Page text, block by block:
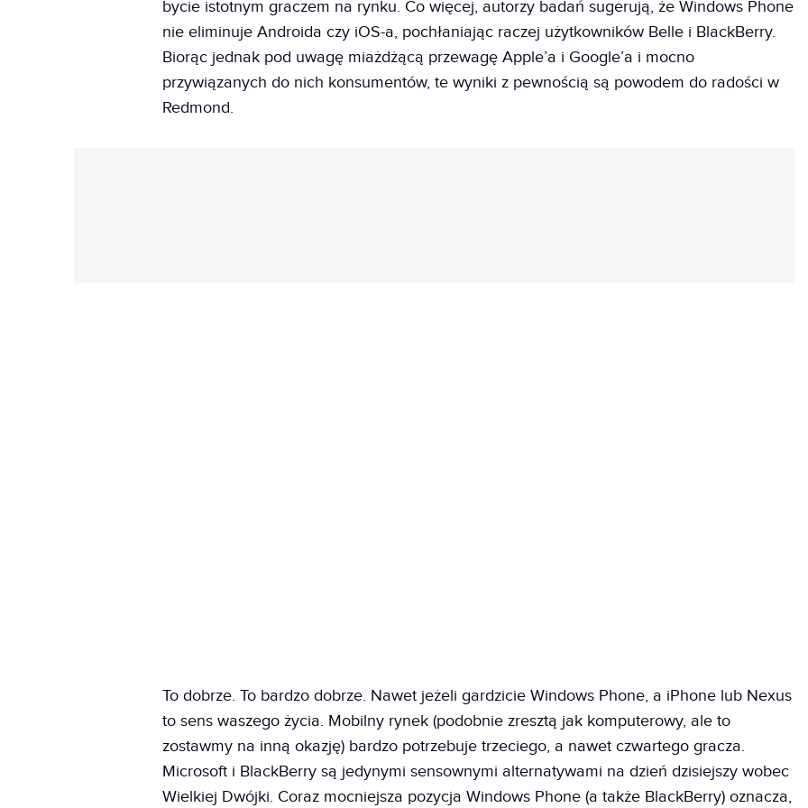
bycie istotnym graczem na rynku. Co więcej, autorzy badań sugerują, że Windows Phone
nie eliminuje Androida czy iOS-a, pochłaniając raczej użytkowników Belle i BlackBerry.
Biorąc jednak pod uwagę miażdżącą przewagę Apple’a i Google’a i mocno
przywiązanych do nich konsumentów, te wyniki z pewnością są powodem do radości w
Redmond.
To dobrze. To bardzo dobrze. Nawet jeżeli gardzicie Windows Phone, a iPhone lub Nexus
to sens waszego życia. Mobilny rynek (podobnie zresztą jak komputerowy, ale to
zostawmy na inną okazję) bardzo potrzebuje trzeciego, a nawet czwartego gracza.
Microsoft i BlackBerry są jedynymi sensownymi alternatywami na dzień dzisiejszy wobec
Wielkiej Dwójki. Coraz mocniejsza pozycja Windows Phone (a także BlackBerry) oznacza,